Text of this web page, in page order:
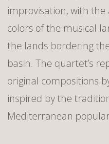
improvisation, with
colors of the musical
the lands bordering
basin. The quartet’s
original compositions
inspired by the
Mediterranean